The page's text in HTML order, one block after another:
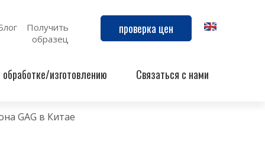
Получить
образец
проверка цен
изготовлению Связаться с нами
GAG в Китае